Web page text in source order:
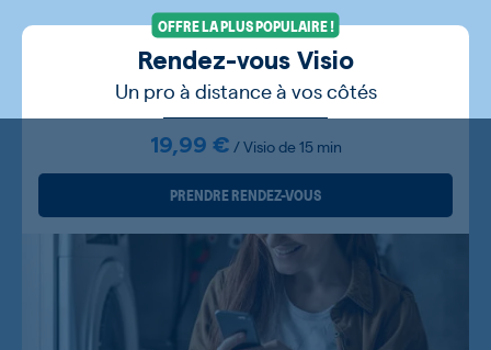
OFFRE LA PLUS POPULAIRE !
Rendez-vous Visio
Un pro à distance à vos côtés
19,99 € / Visio de 15 min
PRENDRE RENDEZ-VOUS